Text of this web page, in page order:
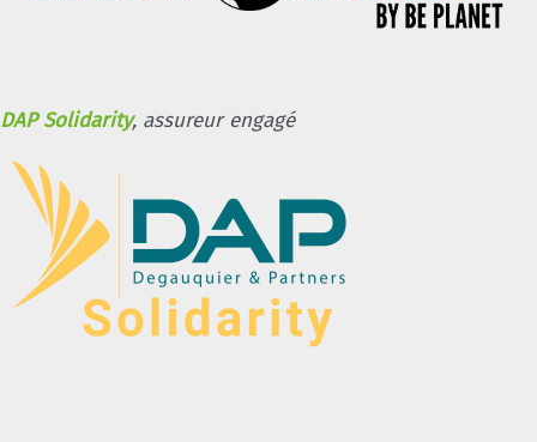
DAP Solidarity, assureur engagé